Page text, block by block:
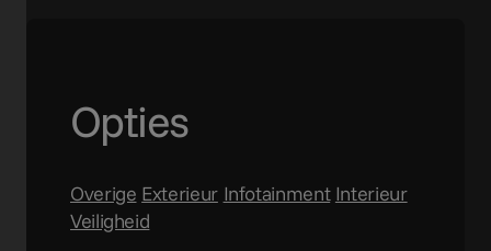
Opties
Overige Exterieur Infotainment Interieur
Veiligheid